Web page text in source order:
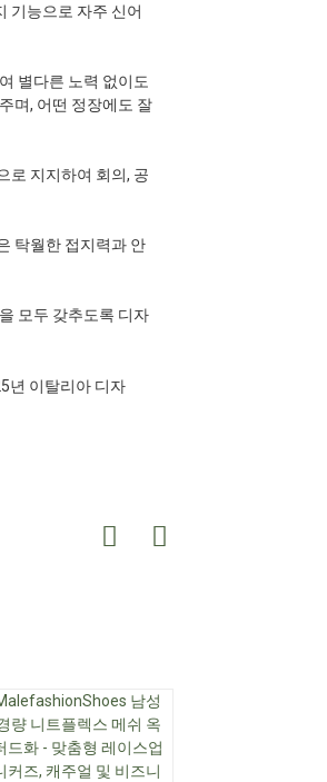
기능으로 자주 신어
별다른 노력 없이도
며, 어떤 정장에도 잘
로 지지하여 회의, 공
탁월한 접지력과 안
모두 갖추도록 디자